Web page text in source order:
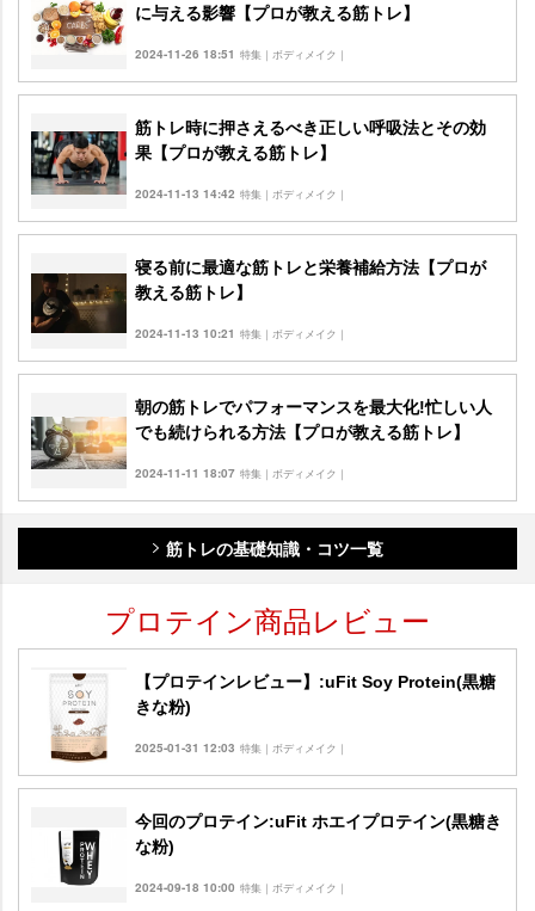
に与える影響【プロが教える筋トレ】
2024-11-26 18:51 特集｜ボディメイク｜
筋トレ時に押さえるべき正しい呼吸法とその効
果【プロが教える筋トレ】
2024-11-13 14:42 特集｜ボディメイク｜
寝る前に最適な筋トレと栄養補給方法【プロが
教える筋トレ】
2024-11-13 10:21 特集｜ボディメイク｜
朝の筋トレでパフォーマンスを最大化!忙しい人
でも続けられる方法【プロが教える筋トレ】
2024-11-11 18:07 特集｜ボディメイク｜
筋トレの基礎知識・コツ一覧
プロテイン商品レビュー
【プロテインレビュー】:uFit Soy Protein(黒糖
きな粉)
2025-01-31 12:03 特集｜ボディメイク｜
今回のプロテイン:uFit ホエイプロテイン(黒糖き
な粉)
2024-09-18 10:00 特集｜ボディメイク｜